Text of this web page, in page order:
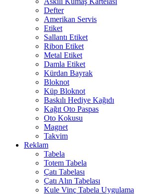
Defter
Amerikan Servis
Etiket
Sallantı Etiket
Ribon Etiket
Metal Etiket
Damla Etiket
Kürdan Bayrak
Bloknot
Küp Bloknot
Baskılı Hediye Kağıdı
Kağıt Oto Paspas
Oto Kokusu
Magnet
Takvim
Reklam
Tabela
Totem Tabela
Çatı Tabelası
Çatı Alın Tabelası
Kule Vinç Tabela Uygulama